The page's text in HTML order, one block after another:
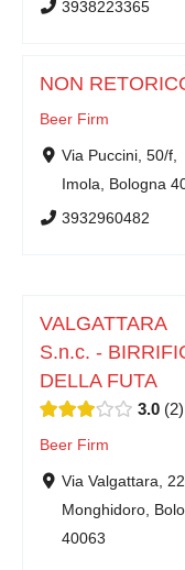
3938223365
NON
Beer Firm
Via Puccini, 50/f,
Imola, Bologna
3932960482
VALGATTARA
S.n.c. -
DELLA FUTA
3.0 2
Beer Firm
Via Valgattara, 22,
Monghidoro,
40063